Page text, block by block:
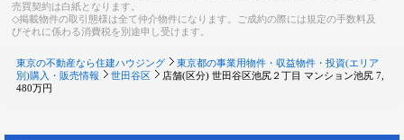
売買契約は白紙となります。
◇掲載物件の取引態様は全て仲介物件になります。ご成約の際には規定の手数料及
びそれに係わる消費税を別途申し受けます。
東京の不動産なら住建ハウジング
東京都の事業用物件・収益物件・投資(エリア
別)購入・販売情報
世田谷区
店舗(区分) 世田谷区池尻２丁目 マンション池尻 7,
480万円